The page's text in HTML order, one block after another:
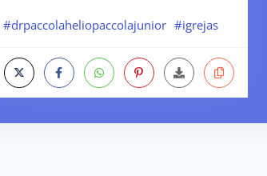
#drpaccolaheliopaccolajunior #igrejas